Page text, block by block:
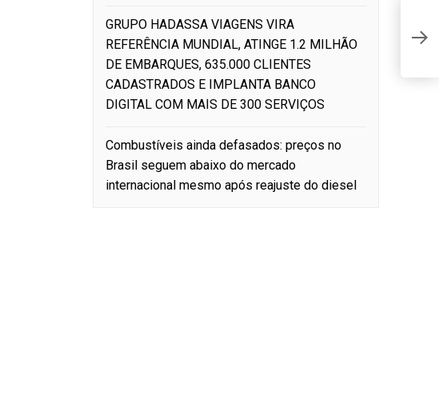
GRUPO HADASSA VIAGENS VIRA
REFERÊNCIA MUNDIAL, ATINGE 1.2 MILHÃO
DE EMBARQUES, 635.000 CLIENTES
CADASTRADOS E IMPLANTA BANCO
DIGITAL COM MAIS DE 300 SERVIÇOS
Combustíveis ainda defasados: preços no
Brasil seguem abaixo do mercado
internacional mesmo após reajuste do diesel